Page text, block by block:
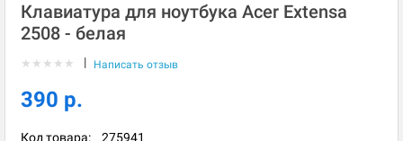
Клавиатура для ноутбука Acer Extensa
2508 - белая
★ ★ ★ ★ ★ | Написать отзыв
390 р.
Код товара: 275941